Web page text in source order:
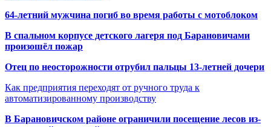
64-летний мужчина погиб во время работы с мотоблоком
В спальном корпусе детского лагеря под Барановичами
произошёл пожар
Отец по неосторожности отрубил пальцы 13-летней дочери
Как предприятия переходят от ручного труда к
автоматизированному производству
В Барановичском районе ограничили посещение лесов из-